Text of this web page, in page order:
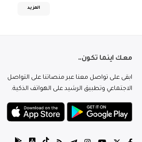
المزيد
معك اينما تكون..
ابقى على تواصل معنا عبر منصاتنا على التواصل
الاجتماعي وتطبيق الرشيد على الهواتف الذكية.